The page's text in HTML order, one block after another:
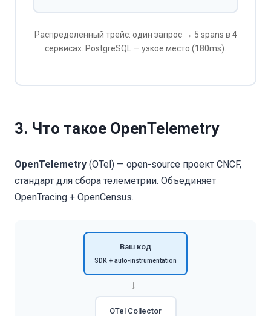
Распределённый трейс: один запрос → 5 spans в 4
сервисах. PostgreSQL — узкое место (180ms).
3. Что такое OpenTelemetry
OpenTelemetry (OTel) — open-source проект CNCF,
стандарт для сбора телеметрии. Объединяет
OpenTracing + OpenCensus.
Ваш код
SDK + auto-instrumentation
→
OTel Collector